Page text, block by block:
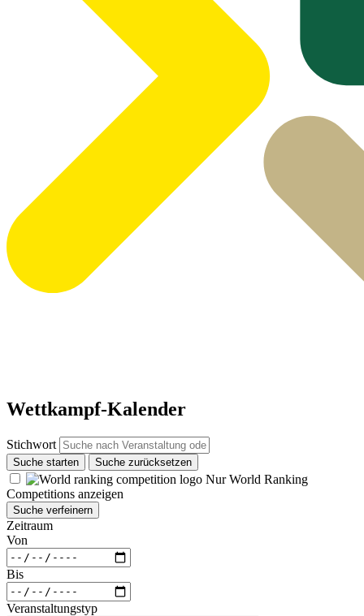
Wettkampf-Kalender
Stichwort
Suche starten Suche zurücksetzen
Nur World Ranking
Competitions anzeigen
Suche verfeinern
Zeitraum
Von
Bis
Veranstaltungstyp